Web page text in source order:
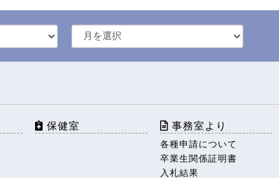
保健室 事務室より
各種申請について
卒業生関係証明書
入札結果